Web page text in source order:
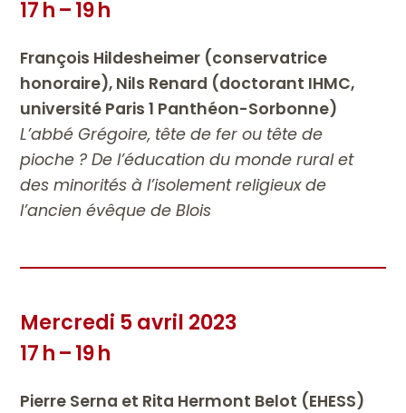
17 h – 19 h
François Hildesheimer (conservatrice
honoraire), Nils Renard (doctorant IHMC,
université Paris 1 Panthéon-Sorbonne)
L’abbé Grégoire, tête de fer ou tête de
pioche ? De l’éducation du monde rural et
des minorités à l’isolement religieux de
l’ancien évêque de Blois
Mercredi 5 avril 2023
17 h – 19 h
Pierre Serna et Rita Hermont Belot (EHESS)